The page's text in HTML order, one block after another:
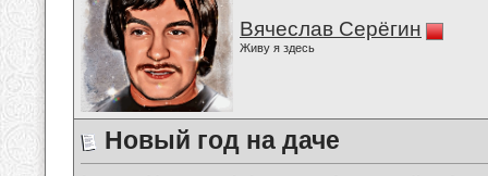
Вячеслав Серёгин
Живу я здесь
Новый год на даче